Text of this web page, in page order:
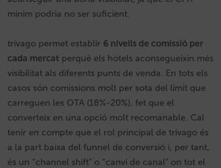
mínim podria no ser suficient.
trivago permet establir 6 nivells de comissió per
cada mercat perquè els hotels aconsegueixin més
visibilitat als diferents punts de venda. En tots els
casos són comissions molt per sota del límit que
carreguen les OTA (18%-20%), fet que el
converteix en una opció molt recomanable. Cal
tenir en compte que el rol principal de trivago és
a la part baixa del funnel de conversió i, per tant,
és un “channel shift” o “canvi de canal” on tot el